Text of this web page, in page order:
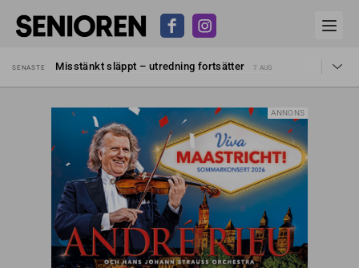
SENASTE
Misstänkt släppt – utredning fortsätter
7 AUG
Dom öppnar för rätt till garantipension
30 JUL
Snart kan telefonförsäljning förbjudas i Sverige
29 JUL
Hyror rusar ifrån äldres bostadstillägg
28 JUL
Liten höjning av garantipensionen
27 JUL
Misstänkt släppt – utredning fortsätter 7 AUG
ANNONS